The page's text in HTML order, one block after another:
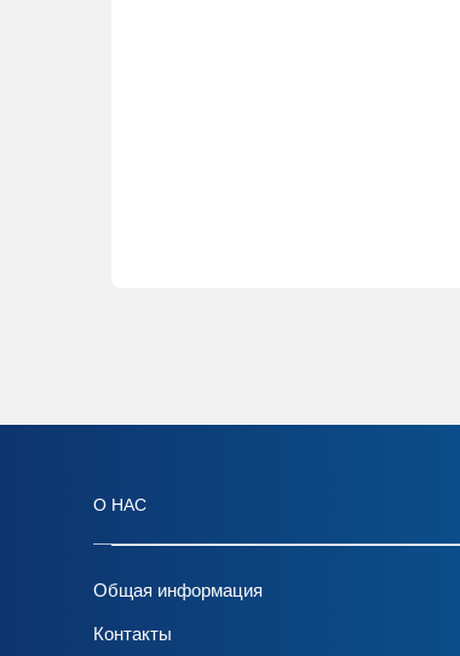
О НАС
Общая информация
Контакты